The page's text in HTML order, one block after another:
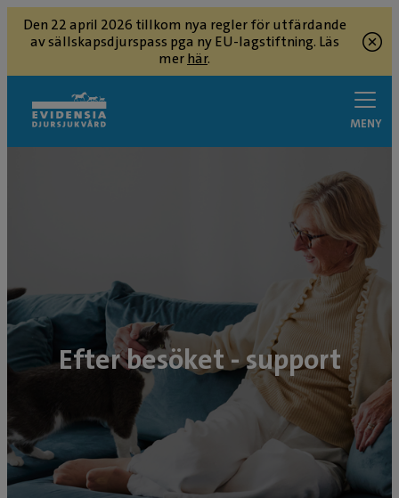
Den 22 april 2026 tillkom nya regler för utfärdande
av sällskapsdjurspass pga ny EU-lagstiftning. Läs
merhär.
MENY
Efter besöket - support